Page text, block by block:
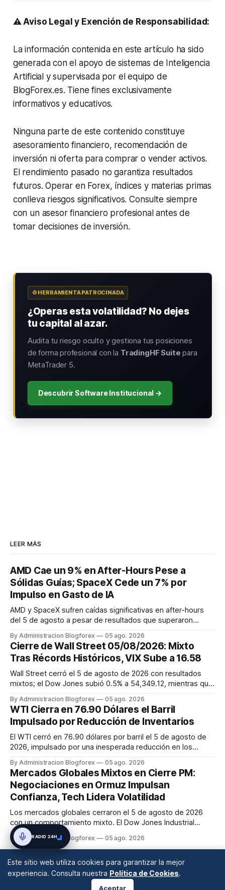
⚠️ Aviso Legal y Exención de Responsabilidad:
La información contenida en este artículo ha sido
generada con el apoyo de sistemas de Inteligencia
Artificial y supervisada por el equipo de
BlogForex.es. Tiene fines exclusivamente
informativos y educativos.
Ninguna parte de este contenido constituye
asesoramiento financiero, recomendación de
inversión ni oferta para comprar o vender activos.
El rendimiento pasado no garantiza resultados
futuros. Operar en Forex, índices y materias primas
conlleva riesgos significativos. Consulte siempre
con un asesor financiero profesional antes de
tomar decisiones de inversión.
⚙️ HERRAMIENTA PATROCINADA
¿Operas esta volatilidad? No dejes
tu capital al azar.
Audita tu riesgo oculto y gestiona tus posiciones
de forma profesional con la TradingHF Suite para
MetaTrader 5.
Descubrir Software Institucional →
LEER MÁS
AMD Cae un 9% en After-Hours Pese a
Sólidas Guías; SpaceX Cede un 7% por
Impulso en Gasto de IA
AMD y SpaceX sufren caídas significativas en after-hours
del 5 de agosto a pesar de resultados que superaron
Bloomin' Brands presentan balances positivos.
By Administracion Blogforex 05 ago. 2026
Cierre de Wall Street 05/08/2026: Mixto
Tras Récords Históricos, VIX Sube a 16.58
Wall Street cerró el 5 de agosto de 2026 con resultados
mixtos; el Dow Jones subió 0.5% a 54,349.12, mientras que
descendió 0.8% a 26,363.44. La jornada estuvo marcada
por la estabilización de los precios del petróleo gracias a
las expectati...
By Administracion Blogforex 05 ago. 2026
WTI Cierra en 76.90 Dólares el Barril
Impulsado por Reducción de Inventarios
El WTI cerró en 76.90 dólares por barril el 5 de agosto de
2026, impulsado por una inesperada reducción en los
mercado.
By Administracion Blogforex 05 ago. 2026
Mercados Globales Mixtos en Cierre PM:
Negociaciones en Ormuz Impulsan
Confianza, Tech Lidera Volatilidad
Los mercados globales cerraron el 5 de agosto de 2026
con un comportamiento mixto. El Dow Jones Industrial
Average subió un 0.9% a nuevos máximos, mientras que el
Nasdaq Composite cayó un 0.4%. El petróleo mostró
USD, influenciado por las...
By Administracion Blogforex 05 ago. 2026
Este sitio web utiliza cookies para garantizar la mejor
experiencia. Consulta nuestra Política de Cookies.
Aceptar
RADIO 24H